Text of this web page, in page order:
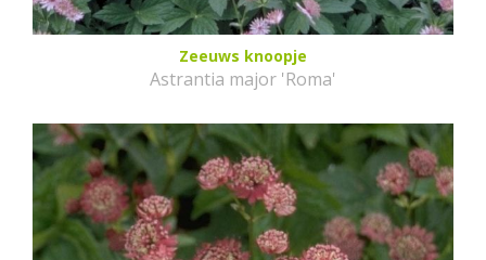
Zeeuws knoopje
Astrantia major 'Roma'